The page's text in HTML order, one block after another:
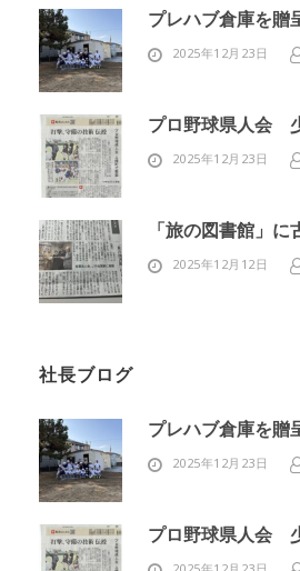
プレハブ倉庫を贈
2025年12月23日
プロ野球県人会
2025年12月23日
「旅の図書館」
2025年12月12日
社長ブログ
プレハブ倉庫を贈
2025年12月23日
プロ野球県人会